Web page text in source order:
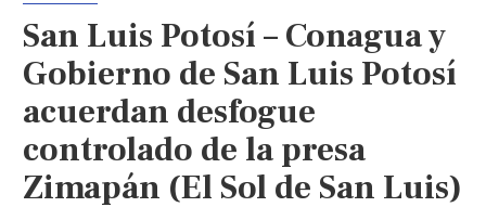
Agua
reconoce
del
gobierno
estatal
Economista)
San Luis Potosí – Conagua y
Gobierno de San Luis Potosí
acuerdan desfogue
controlado de la presa
Zimapán (El Sol de San Luis)